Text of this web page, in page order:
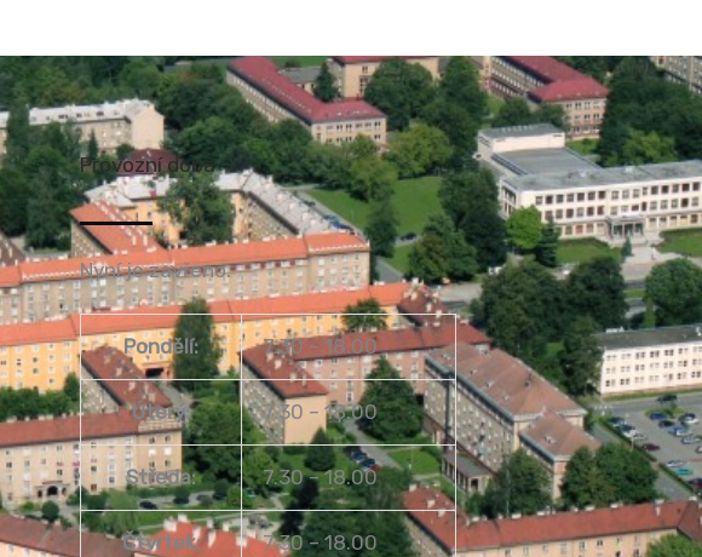
Provozní doba
Nyní je zavřeno.
Pondělí: 7.30 – 18.00
Úterý: 7.30 – 18.00
Středa: 7.30 – 18.00
Čtvrtek: 7.30 – 18.00